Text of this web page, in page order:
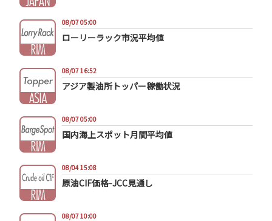
08/07 05:00
ローリーラック市況平均値
08/07 16:52
アジア製油所トッパー稼働状況
08/07 05:00
国内海上スポット月間平均値
08/04 15:08
原油CIF価格-JCC見通し
08/07 10:00